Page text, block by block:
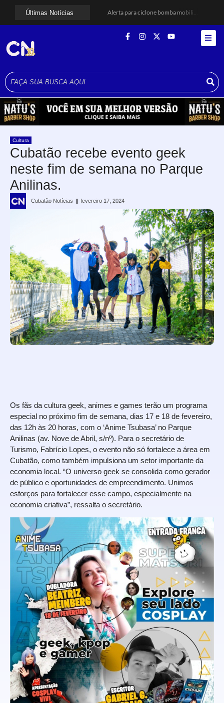
Últimas Notícias
Alerta para ciclone bomba mobiliza moradores de Cubatão após estragos causados por vendaval
Santos avança com proposta para municipalizar manutenção das calçadas
Cubatão orienta população sobre esquema vacinal contra sarampo e poliomielite
Pai e filho ficam feridos após se esfaquearem durante briga em Cubatão
Cultura
Cubatão recebe evento geek
neste fim de semana no Parque
Anilinas.
Cubatão Notícias fevereiro 17, 2024
Os fãs da cultura geek, animes e games terão um programa
especial no próximo fim de semana, dias 17 e 18 de fevereiro,
das 12h às 20 horas, com o ‘Anime Tsubasa’ no Parque
Anilinas (av. Nove de Abril, s/nº). Para o secretário de
Turismo, Fabrício Lopes, o evento não só fortalece a área em
Cubatão, como também impulsiona um setor importante da
economia local. “O universo geek se consolida como gerador
de público e oportunidades de empreendimento. Unimos
esforços para fortalecer esse campo, especialmente na
economia criativa”, ressalta o secretário.